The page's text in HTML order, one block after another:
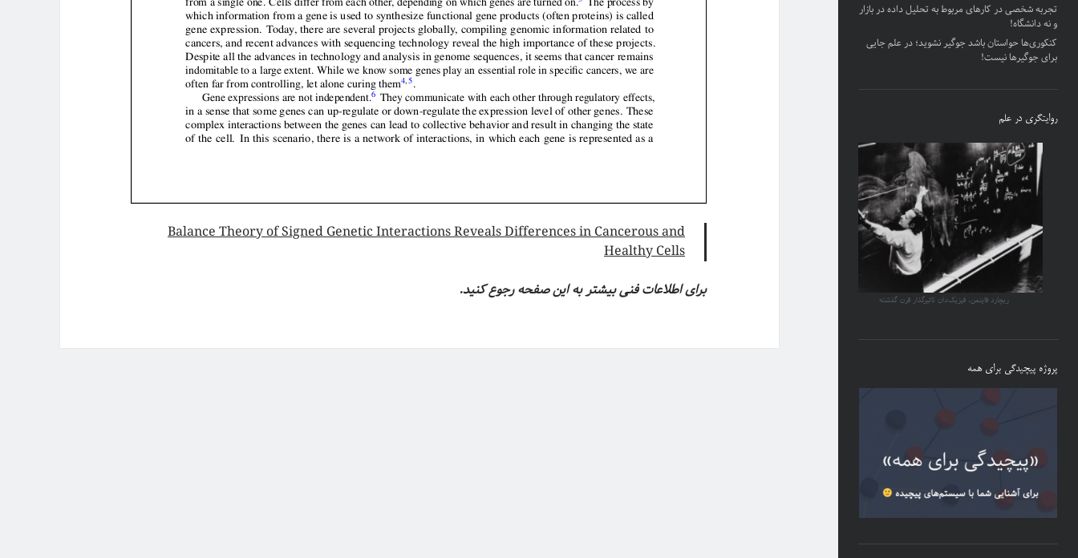
تجربه شخصی در کارهای مربوط به تحلیل داده در بازار
و نه دانشگاه!
کنکوری‌ها حواستان باشد جوگیر نشوید؛ در علم جایی
برای جوگیرها نیست!
روایتگری در علم
ریچارد فاینمن، فیزیک‌دان تاثیرگذار قرن گذشته
پروژه پیچیدگی برای همه
Balance Theory of Signed Genetic Interactions Reveals Differences in Cancerous and
Healthy Cells
برای اطلاعات فنی بیشتر به این صفحه رجوع کنید.